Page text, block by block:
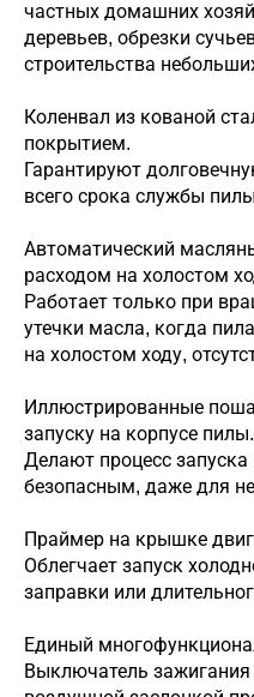
частных домашних
деревьев, обрезки
строительства
Коленвал из кованой
покрытием.
Гарантируют
всего срока службы
Автоматический
расходом на холостом
Работает только при
утечки масла, когда
на холостом ходу,
Иллюстрированные
запуску на корпусе пилы.
Делают процесс
безопасным, даже для
Праймер на крышке
Облегчает запуск
заправки или
Единый
Выключатель